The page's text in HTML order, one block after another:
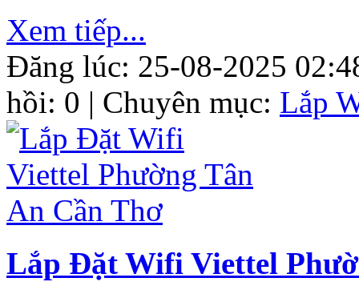
Xem tiếp...
Đăng lúc: 25-08-2025
hồi: 0 | Chuyên mục: Lắp
Lắp Đặt Wifi Viettel